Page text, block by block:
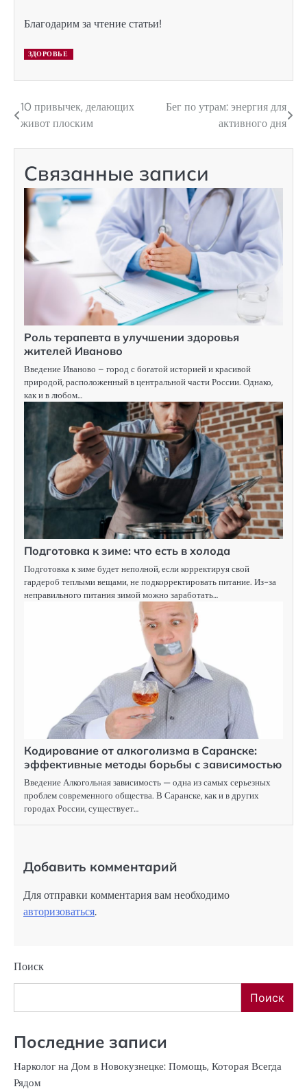
Благодарим за чтение статьи!
ЗДОРОВЬЕ
Навигация
10 привычек, делающих
живот плоским
Бег по утрам: энергия для
активного дня
Связанные записи
Роль терапевта в улучшении здоровья
жителей Иваново
Введение Иваново – город с богатой историей и красивой
природой, расположенный в центральной части России. Однако,
как и в любом…
Подготовка к зиме: что есть в холода
Подготовка к зиме будет неполной, если корректируя свой
гардероб теплыми вещами, не подкорректировать питание. Из-за
неправильного питания зимой можно заработать…
Кодирование от алкоголизма в Саранске:
эффективные методы борьбы с зависимостью
Введение Алкогольная зависимость — одна из самых серьезных
проблем современного общества. В Саранске, как и в других
городах России, существует…
Добавить комментарий
Для отправки комментария вам необходимо
авторизоваться.
Поиск
Поиск
Последние записи
Нарколог на Дом в Новокузнецке: Помощь, Которая Всегда
Рядом